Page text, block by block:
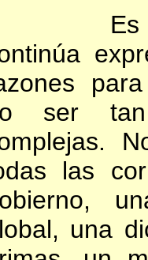
ser
las
una